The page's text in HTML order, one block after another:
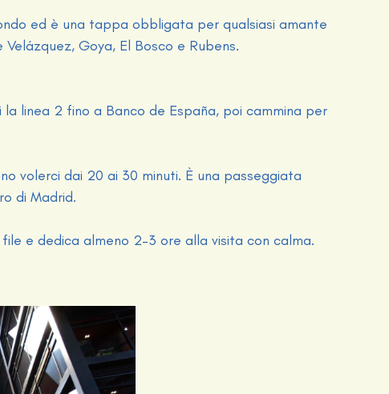
ed è una tappa obbligata per qualsiasi amante
Goya, El Bosco e Rubens.
linea 2 fino a Banco de España, poi cammina per
volerci dai 20 ai 30 minuti. È una passeggiata
di Madrid.
e dedica almeno 2–3 ore alla visita con calma.